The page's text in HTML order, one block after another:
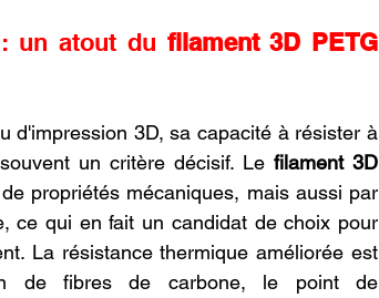
un atout du filament 3D PETG
d'impression 3D, sa capacité à résister à
un critère décisif. Le filament 3D
propriétés mécaniques, mais aussi par
ce qui en fait un candidat de choix pour
La résistance thermique améliorée est
de fibres de carbone, le point de